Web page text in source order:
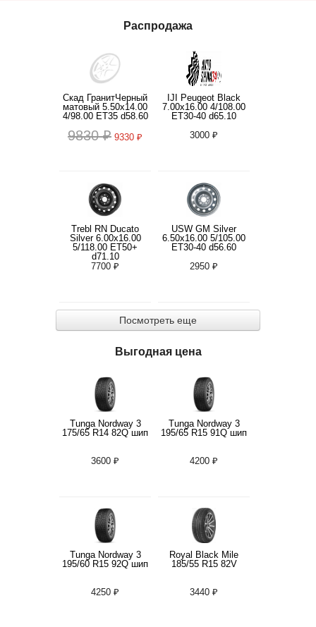
Распродажа
Скад ГранитЧерный
матовый 5.50x14.00
4/98.00 ET35 d58.60
9830 ₽ 9330 ₽
IJI Peugeot Black
7.00x16.00 4/108.00
ET30-40 d65.10
3000 ₽
Trebl RN Ducato
Silver 6.00x16.00
5/118.00 ET50+
d71.10
7700 ₽
USW GM Silver
6.50x16.00 5/105.00
ET30-40 d56.60
2950 ₽
Посмотреть еще
Выгодная цена
Tunga Nordway 3
175/65 R14 82Q шип
3600 ₽
Tunga Nordway 3
195/65 R15 91Q шип
4200 ₽
Tunga Nordway 3
195/60 R15 92Q шип
4250 ₽
Royal Black Mile
185/55 R15 82V
3440 ₽